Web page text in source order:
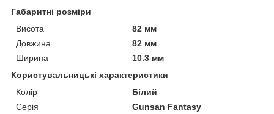
Габаритні розміри
Висота
82 мм
Довжина
82 мм
Ширина
10.3 мм
Користувальницькі характеристики
Колір
Білий
Серія
Gunsan Fantasy